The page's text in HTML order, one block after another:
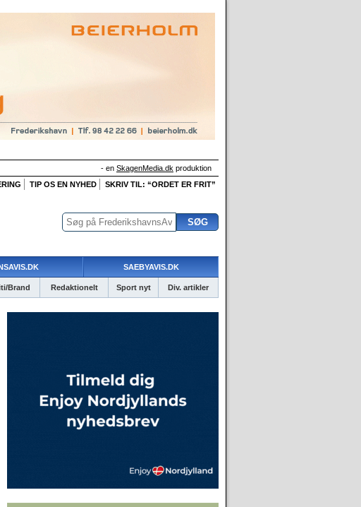
- en SkagenMedia.dk produktion
TIP OS EN NYHED SKRIV TIL: “ORDET ER FRIT”
SAEBYAVIS.DK
Brand Redaktionelt Sport nyt Div. artikler